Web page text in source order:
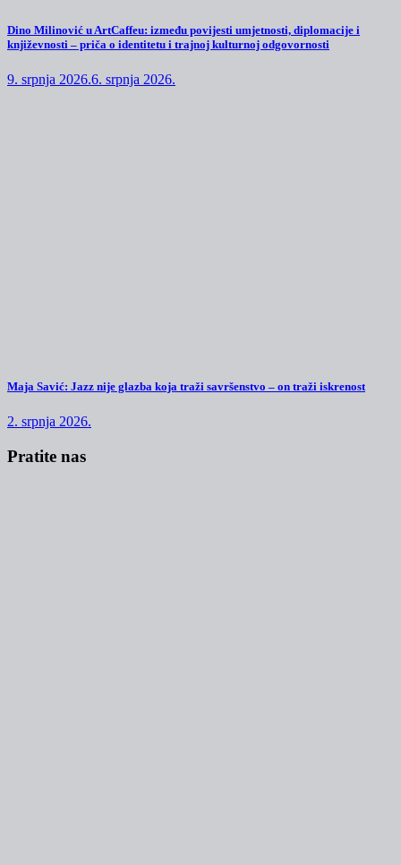
Dino Milinović u ArtCaffeu: između povijesti umjetnosti, diplomacije i
književnosti – priča o identitetu i trajnoj kulturnoj odgovornosti
9. srpnja 2026.6. srpnja 2026.
Maja Savić: Jazz nije glazba koja traži savršenstvo – on traži iskrenost
2. srpnja 2026.
Pratite nas